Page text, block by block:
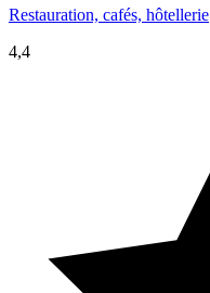
Restauration, cafés, hôtellerie
4,4